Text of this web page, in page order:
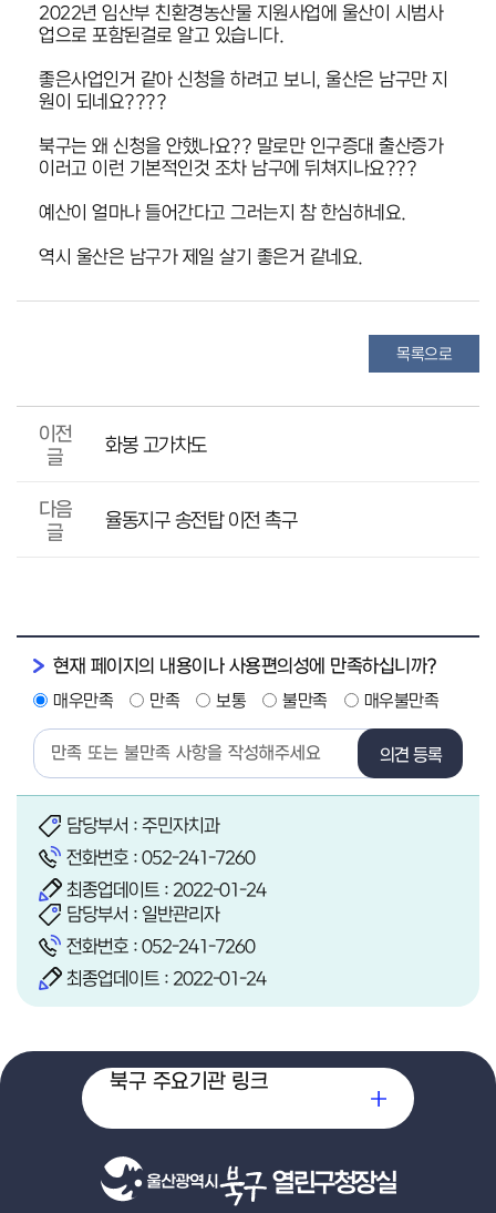
2022년 임산부 친환경농산물 지원사업에 울산이 시범사
업으로 포함된걸로 알고 있습니다.
좋은사업인거 같아 신청을 하려고 보니, 울산은 남구만 지
원이 되네요????
북구는 왜 신청을 안했나요?? 말로만 인구증대 출산증가
이러고 이런 기본적인것 조차 남구에 뒤쳐지나요???
예산이 얼마나 들어간다고 그러는지 참 한심하네요.
역시 울산은 남구가 제일 살기 좋은거 같네요.
목록으로
이전
글
화봉 고가차도
다음
글
율동지구 송전탑 이전 촉구
현재 페이지의 내용이나 사용편의성에 만족하십니까?
매우만족 만족 보통 불만족 매우불만족
의견 등록
담당부서 : 주민자치과
전화번호 : 052-241-7260
최종업데이트 : 2022-01-24
담당부서 : 일반관리자
전화번호 : 052-241-7260
최종업데이트 : 2022-01-24
열린구청장실
북구 주요기관 링크